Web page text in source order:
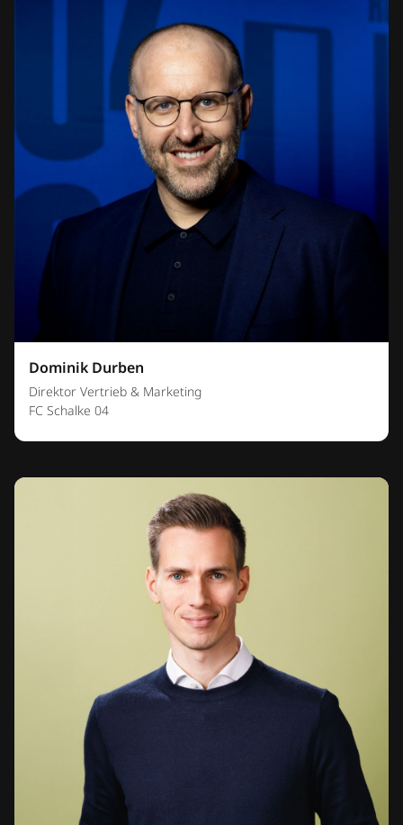
Dominik Durben
Direktor Vertrieb & Marketing
FC Schalke 04